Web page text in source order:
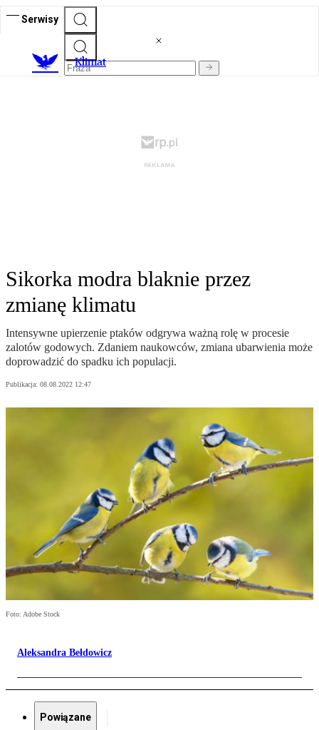
Serwisy
Klimat
Sikorka modra blaknie przez
zmianę klimatu
Intensywne upierzenie ptaków odgrywa ważną rolę w procesie
zalotów godowych. Zdaniem naukowców, zmiana ubarwienia może
doprowadzić do spadku ich populacji.
Publikacja: 08.08.2022 12:47
Foto: Adobe Stock
Aleksandra Bełdowicz
Powiązane